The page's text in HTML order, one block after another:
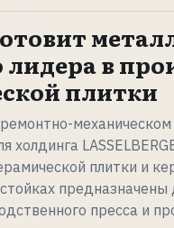
в
плитки
холдинга
плитки и
предназначены
пресса и